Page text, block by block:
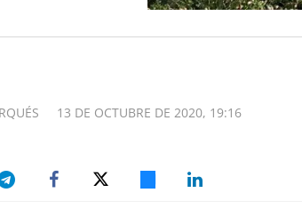
13 DE OCTUBRE DE 2020, 19:16